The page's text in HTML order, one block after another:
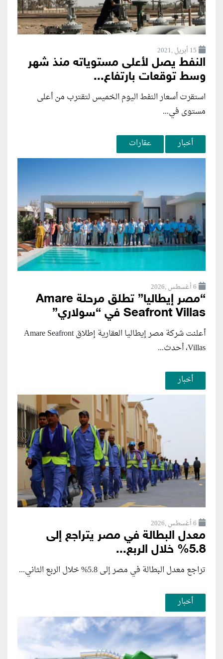
15 أبريل ,2021
النفط يصل لأعلى مستوياته منذ شهر
وسط توقعات بارتفاع...
استقرت أسعار النفط اليوم الخميس لتقترب من أعلى
مستوى في...
أخبار عقارات
6 أغسطس ,2026
“مصر إيطاليا” تطلق مرحلة Amare
Seafront Villas في “سولاري”
أعلنت شركة مصر إيطاليا العقارية إطلاق Amare Seafront
Villas، أحدث...
أخبار
6 أغسطس ,2026
معدل البطالة في مصر يتراجع إلى
5.8% خلال الربع...
تراجع معدل البطالة في مصر إلى 5.8% خلال الربع الثاني...
أخبار